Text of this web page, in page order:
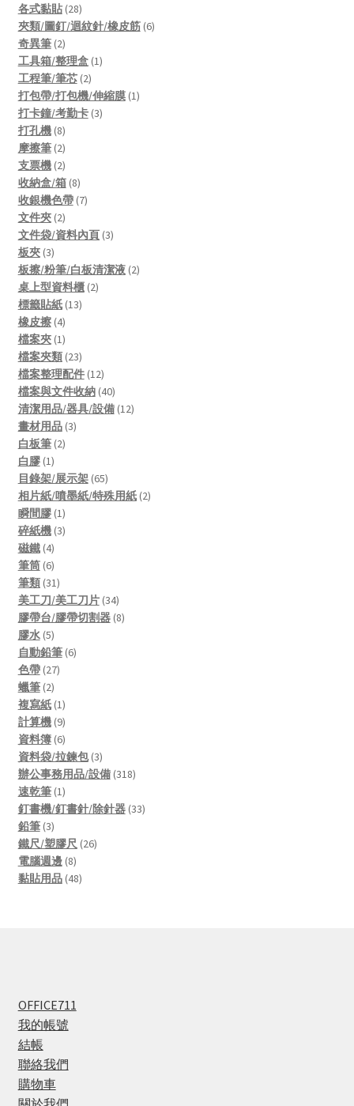
各式黏貼 2828
products
夾類/圖釘/迴紋針/橡皮筋 66
奇異筆 22
products
工具箱/整理盒 11
工程筆/筆芯 22
products
打包帶/打包機/伸縮膜 11
打卡鐘/考勤卡 33
打孔機 88
products
摩擦筆 22
products
支票機 22
products
收納盒/箱 88
products
收銀機色帶 77
文件夾 22
products
文件袋/資料內頁 33
板夾 33
products
板擦/粉筆/白板清潔液 22
桌上型資料櫃 22
標籤貼紙 1313
橡皮擦 44
products
檔案夾 11
product
檔案夾類 2323
products
檔案整理配件 1212
products
檔案與文件收納 4040
products
清潔用品/器具/設備 1212
畫材用品 33
白板筆 22
白膠 11
product
目錄架/展示架 6565
products
相片紙/噴墨紙/特殊用紙 22
瞬間膠 11
product
碎紙機 33
磁鐵 44
products
筆筒 66
products
筆類 3131
products
美工刀/美工刀片 3434
products
膠帶台/膠帶切割器 88
膠水 55
products
自動鉛筆 66
色帶 2727
蠟筆 22
products
複寫紙 11
product
計算機 99
products
資料簿 66
products
資料袋/拉鍊包 33
products
辦公事務用品/設備 318318
速乾筆 11
product
釘書機/釘書針/除針器 3333
鉛筆 33
products
鐵尺/塑膠尺 2626
電腦週邊 88
products
黏貼用品 4848
OFFICE711
我的帳號
結帳
聯絡我們
購物車